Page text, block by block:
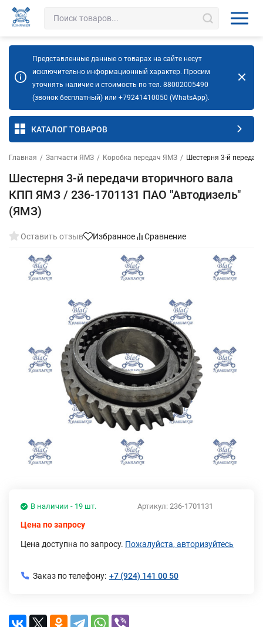
Представленные данные о товарах на сайте несут
исключительно информационный характер. Просим
уточнять наличие и стоимость по тел. 88002005490
(звонок бесплатный) или +79241410050 (WhatsApp).
КАТАЛОГ ТОВАРОВ
Главная / Запчасти ЯМЗ / Коробка передач ЯМЗ / Шестерня 3-й
Шестерня 3-й передачи вторичного вала
КПП ЯМЗ / 236-1701131 ПАО "Автодизель"
(ЯМЗ)
Оставить отзыв Избранное Сравнение
Артикул: 236-1701131
В наличии - 19 шт.
Цена по запросу
Цена доступна по запросу. Пожалуйста, авторизуйтесь
Заказ по телефону: +7 (924) 141 00 50